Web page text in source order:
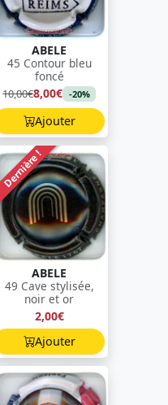
ABELE
45 Contour bleu
foncé
10,00€8,00€ -20%
Ajouter
Dernière !
ABELE
49 Cave stylisée,
noir et or
2,00€
Ajouter